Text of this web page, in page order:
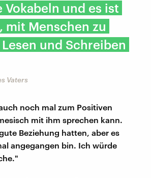
und es ist
Menschen zu
und Schreiben
Vaters
noch mal zum Positiven
mit ihm sprechen kann.
Beziehung hatten, aber es
angegangen bin. Ich würde